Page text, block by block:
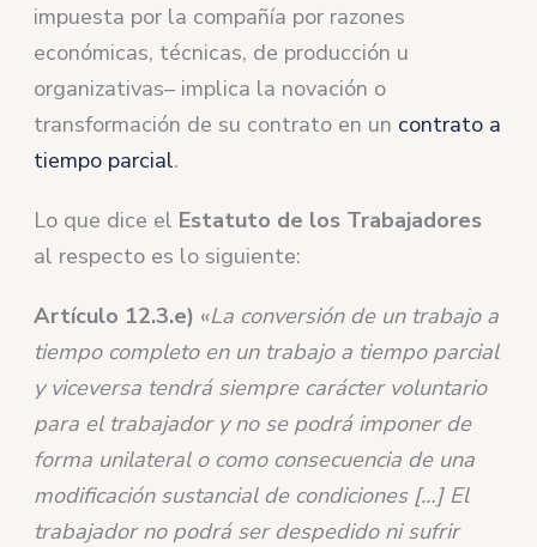
impuesta por la compañía por razones
económicas, técnicas, de producción u
organizativas– implica la novación o
transformación de su contrato en un contrato a
tiempo parcial.
Lo que dice el Estatuto de los Trabajadores
al respecto es lo siguiente:
Artículo 12.3.e) «La conversión de un trabajo a
tiempo completo en un trabajo a tiempo parcial
y viceversa tendrá siempre carácter voluntario
para el trabajador y no se podrá imponer de
forma unilateral o como consecuencia de una
modificación sustancial de condiciones […] El
trabajador no podrá ser despedido ni sufrir